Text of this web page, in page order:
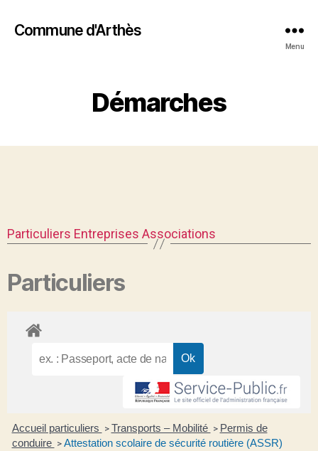
Commune d'Arthès
Menu
Démarches
Particuliers Entreprises Associations
Particuliers
Accueil particuliers > Transports – Mobilité > Permis de
conduire > Attestation scolaire de sécurité routière (ASSR)